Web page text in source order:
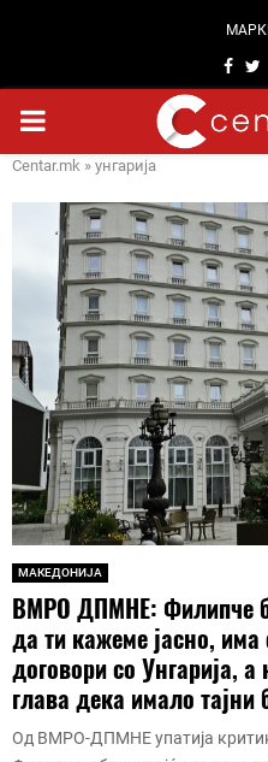
PRIMARY
MENU
Centar.mk » унгарија
МАКЕДОНИЈА
ВМРО ДПМНЕ: Филипче
да ти кажеме јасно,
договори со Унгарија, а
глава дека имало тајни
Од ВМРО-ДПМНЕ упатија